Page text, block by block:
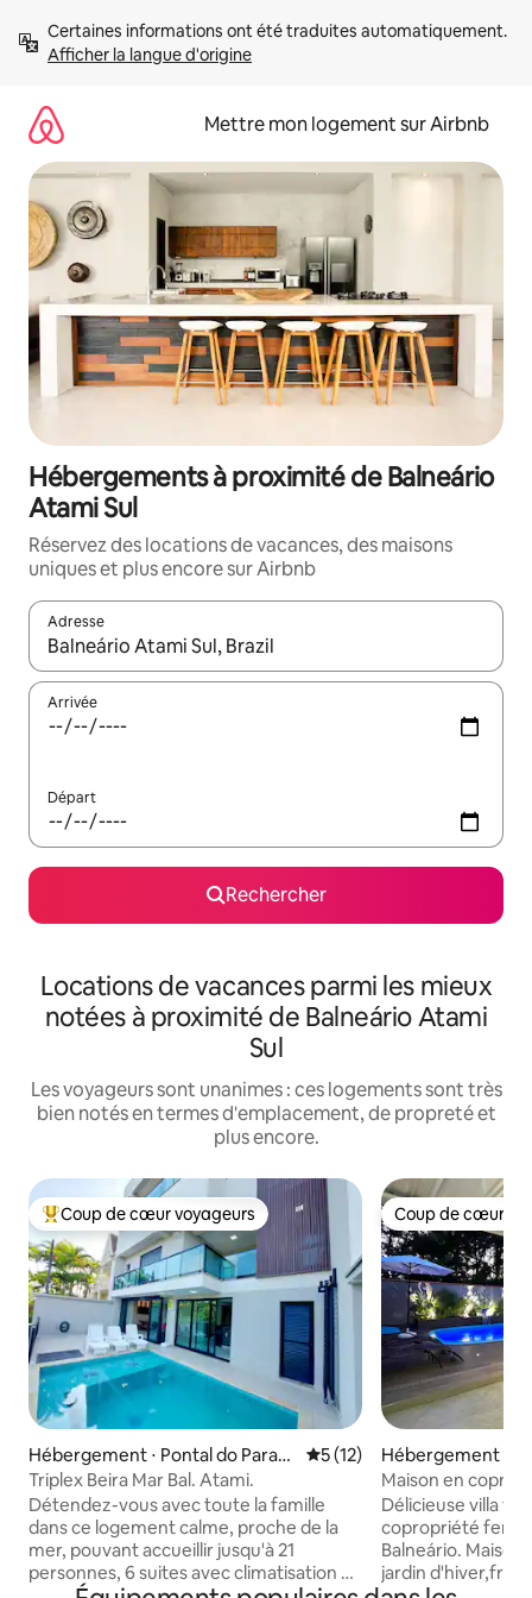
directement
Afficher la langue d'origine
Mettre mon logement sur Airbnb
Hébergements à proximité de Balneário
Atami Sul
Réservez des locations de vacances, des maisons
uniques et plus encore sur Airbnb
Adresse
Lorsque les résultats s'affichent, utilisez les flèches vers le
Arrivée
Départ
Rechercher
Locations de vacances parmi les mieux
notées à proximité de Balneário Atami
Sul
Les voyageurs sont unanimes : ces logements sont très
bien notés en termes d'emplacement, de propreté et
plus encore.
Coups de cœur voyageurs les plus appréciés
Coup de cœur voyageurs
Hébergement ⋅ Pontal do Paran
á
Évaluation moyenne sur la
5 (12)
Triplex Beira Mar Bal. Atami.
Détendez-vous avec toute la famille
dans ce logement calme, proche de la
mer, pouvant accueillir jusqu'à 21
personnes, 6 suites avec climatisation et
Coup de cœur
Coup de cœur
Hébergement ⋅
aná
Maison en
espace gourmet
Délicieuse villa
copropriété
Balneário.
jardin